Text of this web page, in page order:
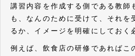
講習内容を作成する側である教師
も、なんのために受けて、それを
るか、イメージを明確にしておく
例えば、飲食店の研修であればこ